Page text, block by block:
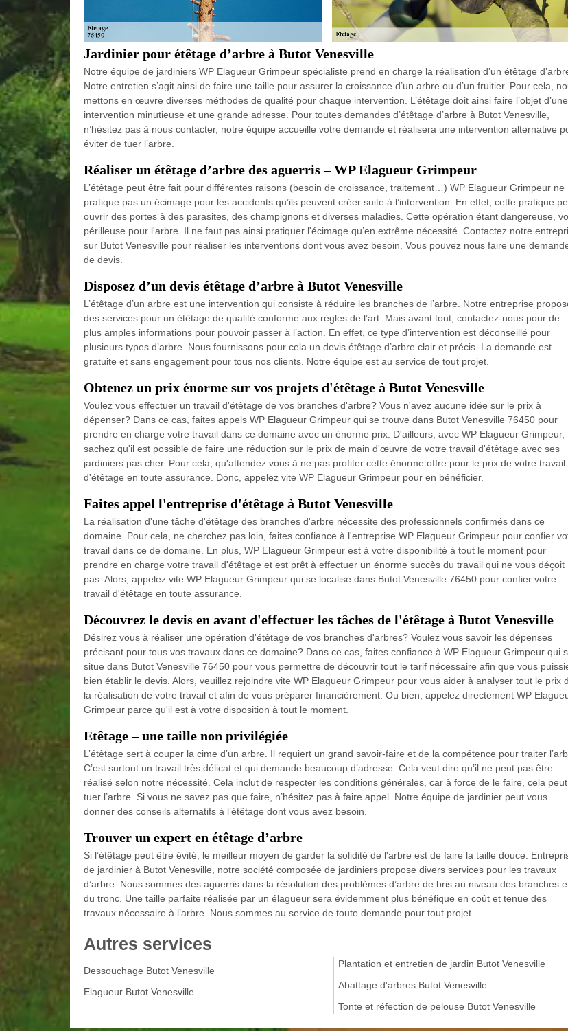
Jardinier pour étêtage d’arbre à Butot Venesville
Notre équipe de jardiniers WP Elagueur Grimpeur spécialiste prend en charge la réalisation d’un étêtage
Notre entretien s’agit ainsi de faire une taille pour assurer la croissance d’un arbre ou d’un fruitier. Pour cela,
mettons en œuvre diverses méthodes de qualité pour chaque intervention. L’étêtage doit ainsi faire l’objet d’une
intervention minutieuse et une grande adresse. Pour toutes demandes d’étêtage d’arbre à Butot Venesville,
n’hésitez pas à nous contacter, notre équipe accueille votre demande et réalisera une intervention alternative
éviter de tuer l’arbre.
Réaliser un étêtage d’arbre des aguerris – WP Elagueur Grimpeur
L’étêtage peut être fait pour différentes raisons (besoin de croissance, traitement…) WP Elagueur Grimpeur ne
pratique pas un écimage pour les accidents qu’ils peuvent créer suite à l’intervention. En effet, cette pratique
ouvrir des portes à des parasites, des champignons et diverses maladies. Cette opération étant dangereuse,
périlleuse pour l'arbre. Il ne faut pas ainsi pratiquer l'écimage qu’en extrême nécessité. Contactez notre
sur Butot Venesville pour réaliser les interventions dont vous avez besoin. Vous pouvez nous faire une
de devis.
Disposez d’un devis étêtage d’arbre à Butot Venesville
L’étêtage d’un arbre est une intervention qui consiste à réduire les branches de l’arbre. Notre entreprise
des services pour un étêtage de qualité conforme aux règles de l’art. Mais avant tout, contactez-nous pour de
plus amples informations pour pouvoir passer à l’action. En effet, ce type d’intervention est déconseillé pour
plusieurs types d’arbre. Nous fournissons pour cela un devis étêtage d’arbre clair et précis. La demande est
gratuite et sans engagement pour tous nos clients. Notre équipe est au service de tout projet.
Obtenez un prix énorme sur vos projets d'étêtage à Butot Venesville
Voulez vous effectuer un travail d'étêtage de vos branches d'arbre? Vous n'avez aucune idée sur le prix à
dépenser? Dans ce cas, faites appels WP Elagueur Grimpeur qui se trouve dans Butot Venesville 76450 pour
prendre en charge votre travail dans ce domaine avec un énorme prix. D'ailleurs, avec WP Elagueur Grimpeur,
sachez qu'il est possible de faire une réduction sur le prix de main d'œuvre de votre travail d'étêtage avec ses
jardiniers pas cher. Pour cela, qu'attendez vous à ne pas profiter cette énorme offre pour le prix de votre travail
d'étêtage en toute assurance. Donc, appelez vite WP Elagueur Grimpeur pour en bénéficier.
Faites appel l'entreprise d'étêtage à Butot Venesville
La réalisation d'une tâche d'étêtage des branches d'arbre nécessite des professionnels confirmés dans ce
domaine. Pour cela, ne cherchez pas loin, faites confiance à l'entreprise WP Elagueur Grimpeur pour confier
travail dans ce de domaine. En plus, WP Elagueur Grimpeur est à votre disponibilité à tout le moment pour
prendre en charge votre travail d'étêtage et est prêt à effectuer un énorme succès du travail qui ne vous déçoit
pas. Alors, appelez vite WP Elagueur Grimpeur qui se localise dans Butot Venesville 76450 pour confier votre
travail d'étêtage en toute assurance.
Découvrez le devis en avant d'effectuer les tâches de l'étêtage à Butot Venesville
Désirez vous à réaliser une opération d'étêtage de vos branches d'arbres? Voulez vous savoir les dépenses
précisant pour tous vos travaux dans ce domaine? Dans ce cas, faites confiance à WP Elagueur Grimpeur qui
situe dans Butot Venesville 76450 pour vous permettre de découvrir tout le tarif nécessaire afin que vous
bien établir le devis. Alors, veuillez rejoindre vite WP Elagueur Grimpeur pour vous aider à analyser tout le prix
la réalisation de votre travail et afin de vous préparer financièrement. Ou bien, appelez directement WP
Grimpeur parce qu'il est à votre disposition à tout le moment.
Etêtage – une taille non privilégiée
L’étêtage sert à couper la cime d’un arbre. Il requiert un grand savoir-faire et de la compétence pour traiter
C’est surtout un travail très délicat et qui demande beaucoup d’adresse. Cela veut dire qu’il ne peut pas être
réalisé selon notre nécessité. Cela inclut de respecter les conditions générales, car à force de le faire, cela peut
tuer l’arbre. Si vous ne savez pas que faire, n’hésitez pas à faire appel. Notre équipe de jardinier peut vous
donner des conseils alternatifs à l’étêtage dont vous avez besoin.
Trouver un expert en étêtage d’arbre
Si l’étêtage peut être évité, le meilleur moyen de garder la solidité de l'arbre est de faire la taille douce.
de jardinier à Butot Venesville, notre société composée de jardiniers propose divers services pour les travaux
d’arbre. Nous sommes des aguerris dans la résolution des problèmes d’arbre de bris au niveau des branches
du tronc. Une taille parfaite réalisée par un élagueur sera évidemment plus bénéfique en coût et tenue des
travaux nécessaire à l’arbre. Nous sommes au service de toute demande pour tout projet.
Autres services
Dessouchage Butot Venesville
Elagueur Butot Venesville
Plantation et entretien de jardin Butot Venesville
Abattage d'arbres Butot Venesville
Tonte et réfection de pelouse Butot Venesville